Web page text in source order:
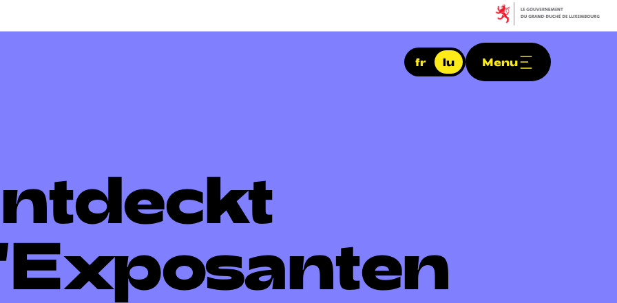
fr lu Menu